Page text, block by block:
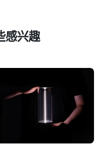
感兴趣